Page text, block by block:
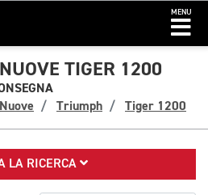
MENU
TIGER 1200
Nuove Triumph Tiger 1200
LA RICERCA